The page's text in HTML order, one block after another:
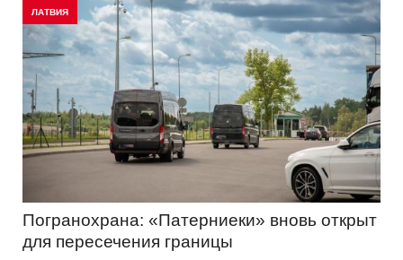
ЛАТВИЯ
Погранохрана: «Патерниеки» вновь открыт
для пересечения границы